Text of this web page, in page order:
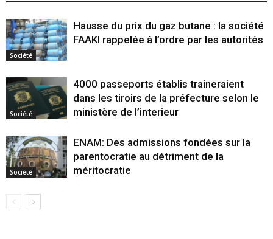
Société
Hausse du prix du gaz butane : la société
FAAKI rappelée à l’ordre par les autorités
Société
4000 passeports établis traineraient
dans les tiroirs de la préfecture selon le
ministère de l’interieur
Société
ENAM: Des admissions fondées sur la
parentocratie au détriment de la
méritocratie